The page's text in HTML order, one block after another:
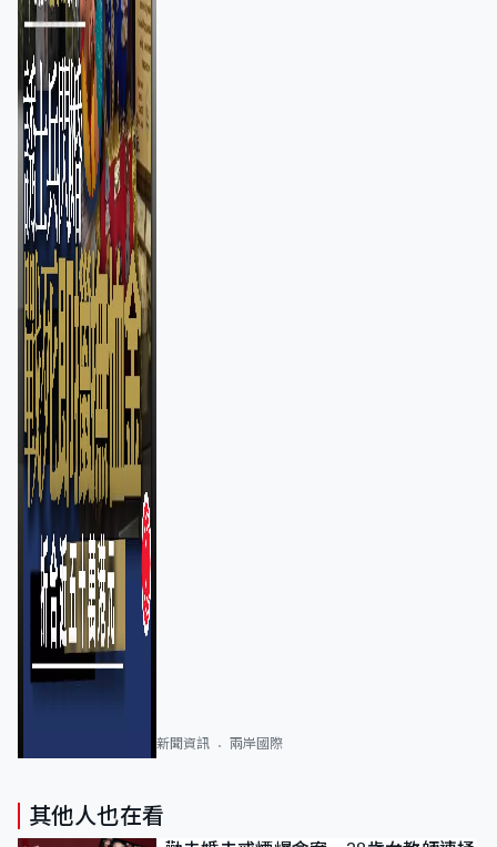
新聞資訊 兩岸國際
其他人也在看